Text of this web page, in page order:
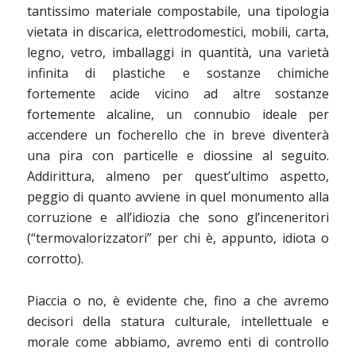
tantissimo materiale compostabile, una tipologia
vietata in discarica, elettrodomestici, mobili, carta,
legno, vetro, imballaggi in quantità, una varietà
infinita di plastiche e sostanze chimiche
fortemente acide vicino ad altre sostanze
fortemente alcaline, un connubio ideale per
accendere un focherello che in breve diventerà
una pira con particelle e diossine al seguito.
Addirittura, almeno per quest’ultimo aspetto,
peggio di quanto avviene in quel monumento alla
corruzione e all’idiozia che sono gl’inceneritori
(“termovalorizzatori” per chi è, appunto, idiota o
corrotto).
Piaccia o no, è evidente che, fino a che avremo
decisori della statura culturale, intellettuale e
morale come abbiamo, avremo enti di controllo